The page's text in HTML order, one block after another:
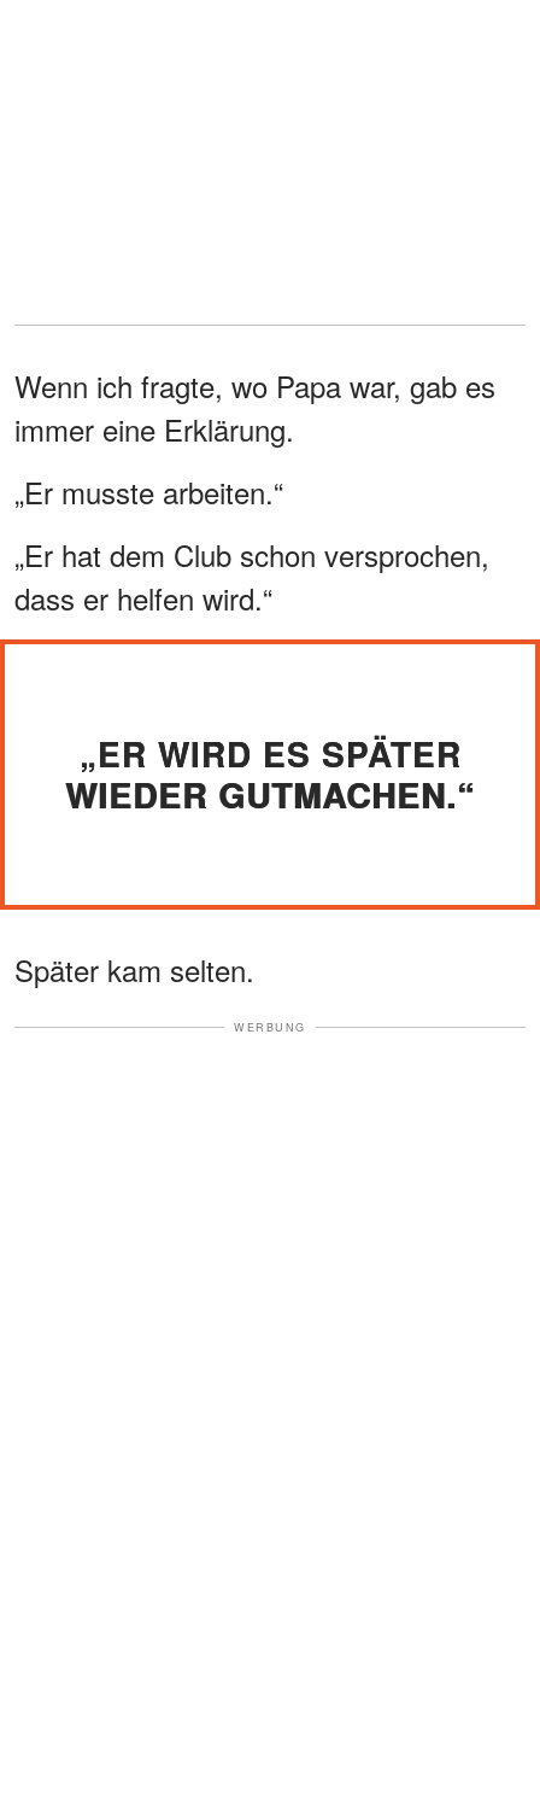
Wenn ich fragte, wo Papa war, gab es
immer eine Erklärung.
„Er musste arbeiten.“
„Er hat dem Club schon versprochen,
dass er helfen wird.“
„ER WIRD ES SPÄTER
WIEDER GUTMACHEN.“
Später kam selten.
WERBUNG